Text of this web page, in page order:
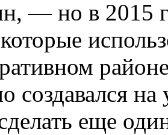
— но в 2015
создавался
еще